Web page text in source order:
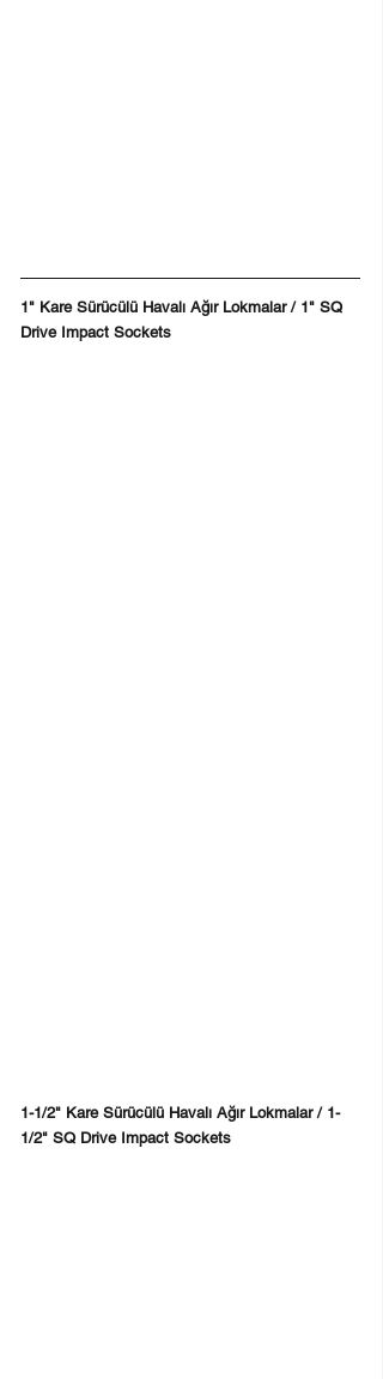
1" Kare Sürücülü Havalı Ağır Lokmalar / 1" SQ
Drive Impact Sockets
1-1/2" Kare Sürücülü Havalı Ağır Lokmalar / 1-
1/2" SQ Drive Impact Sockets